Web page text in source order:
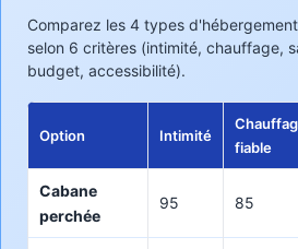
Comparez les 4 types
selon 6 critères (intimité, chauffage,
budget, accessibilité).
Option Intimité
fiable
Cabane
perchée
95 85